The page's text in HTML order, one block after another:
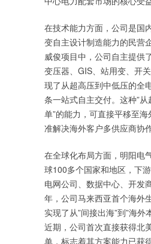
在技术能力方面，公司是国
变自主设计制造能力的民营
威俊项目中，公司自主提供
变压器、GIS、站用变、开
现了从超高压到中低压的全
条一站式自主交付。这种”
单”的能力，可直接平移至
准解决海外客户多供应商协
在全球化布局方面，明阳电
球100多个国家和地区，下
电网公司、数据中心、开发
年，公司马来西亚首个海外
实现了从”间接出海”到”海外
近期，公司首次直接获得北
单，标志着其方案能力已获